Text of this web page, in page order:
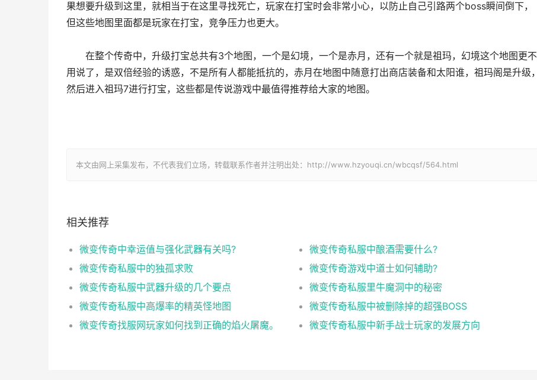
果想要升级到这里，就相当于在这里寻找死亡，玩家在打宝时会非常小心，以防止自己引路两个boss瞬间倒下，
但这些地图里面都是玩家在打宝，竞争压力也更大。
在整个传奇中，升级打宝总共有3个地图，一个是幻境，一个是赤月，还有一个就是祖玛，幻境这个地图更不
用说了，是双倍经验的诱惑，不是所有人都能抵抗的，赤月在地图中随意打出商店装备和太阳谁，祖玛阁是升级，
然后进入祖玛7进行打宝，这些都是传说游戏中最值得推荐给大家的地图。
本文由网上采集发布，不代表我们立场，转载联系作者并注明出处：http://www.hzyouqi.cn/wbcqsf/564.html
相关推荐
微变传奇中幸运值与强化武器有关吗?
微变传奇私服中酿酒需要什么?
微变传奇私服中的独孤求败
微变传奇游戏中道士如何辅助?
微变传奇私服中武器升级的几个要点
微变传奇私服里牛魔洞中的秘密
微变传奇私服中高爆率的精英怪地图
微变传奇私服中被删除掉的超强BOSS
微变传奇找服网玩家如何找到正确的焰火屠魔。
微变传奇私服中新手战士玩家的发展方向